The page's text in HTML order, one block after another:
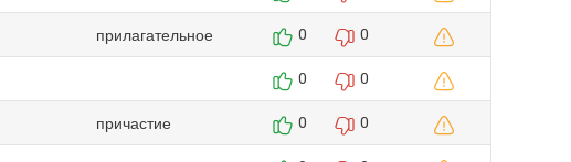
прилагательное 0 0
0 0
причастие 0 0